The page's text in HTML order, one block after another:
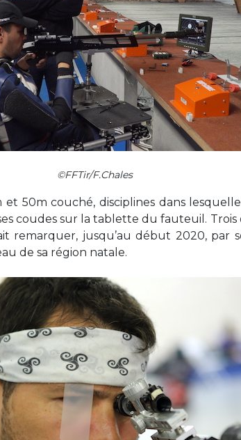
©FFTir/F.Chales
et 50m couché, disciplines dans
coudes sur la tablette du fauteuil. Trois
remarquer, jusqu’au début 2020, par
de sa région natale.